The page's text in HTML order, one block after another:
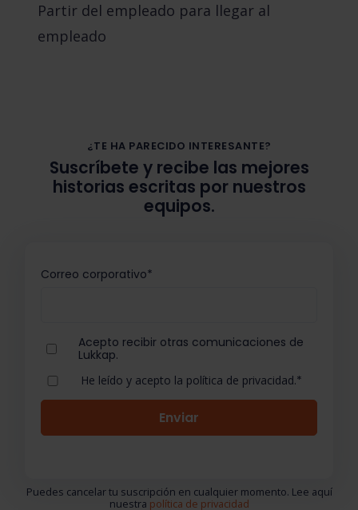
Partir del empleado para llegar al
empleado
¿TE HA PARECIDO INTERESANTE?
Suscríbete y recibe las mejores
historias escritas por nuestros
equipos.
Correo corporativo*
Acepto recibir otras comunicaciones de
Lukkap.
He leído y acepto la política de privacidad.*
Puedes cancelar tu suscripción en cualquier momento. Lee aquí
nuestra política de privacidad